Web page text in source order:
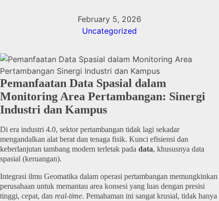
February 5, 2026
Uncategorized
Pemanfaatan Data Spasial dalam
Monitoring Area Pertambangan: Sinergi
Industri dan Kampus
Di era industri 4.0, sektor pertambangan tidak lagi sekadar
mengandalkan alat berat dan tenaga fisik. Kunci efisiensi dan
keberlanjutan tambang modern terletak pada data, khususnya data
spasial (keruangan).
Integrasi ilmu Geomatika dalam operasi pertambangan memungkinkan
perusahaan untuk memantau area konsesi yang luas dengan presisi
tinggi, cepat, dan real-time. Pemahaman ini sangat krusial, tidak hanya